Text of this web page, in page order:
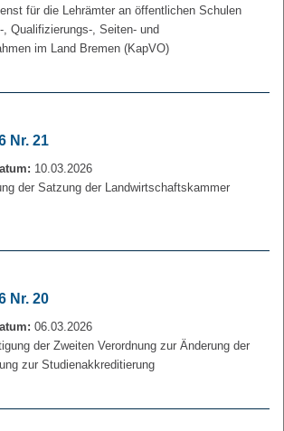
für die Lehrämter an öffentlichen Schulen
Qualifizierungs-, Seiten- und
im Land Bremen (KapVO)
Nr. 21
10.03.2026
der Satzung der Landwirtschaftskammer
Nr. 20
06.03.2026
der Zweiten Verordnung zur Änderung der
zur Studienakkreditierung